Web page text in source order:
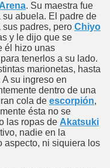
. Su maestra fue
su abuela. El padre de
sus padres, pero Chiyo
y le dijo que se
él hizo unas
tenerlos a su lado.
marionetas, hasta
su ingreso en
dentro de una
cola de escorpión,
ésta no se
las ropas de Akatsuki
nadie en la
aspecto, ni siquiera los